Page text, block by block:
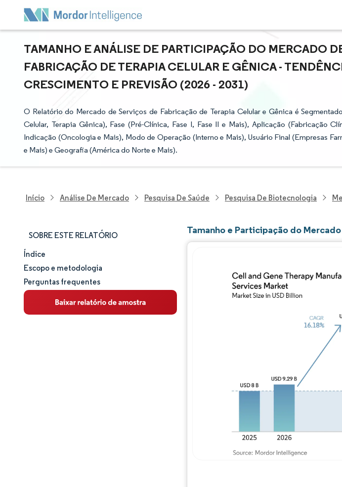
TAMANHO E ANÁLISE DE PARTICIPAÇÃO DO MERCADO
FABRICAÇÃO DE TERAPIA CELULAR E GÊNICA -
CRESCIMENTO E PREVISÃO (2026 - 2031)
O Relatório do Mercado de Serviços de Fabricação de Terapia Celular e Gênica é
Celular, Terapia Gênica), Fase (Pré-Clínica, Fase I, Fase II e Mais), Aplicação (Fabricação
Indicação (Oncologia e Mais), Modo de Operação (Interno e Mais), Usuário Final (Empresas
e Mais) e Geografia (América do Norte e Mais).
Início Análise De Mercado Pesquisa De Saúde Pesquisa De Biotecnologia
SOBRE ESTE RELATÓRIO
Tamanho e participação de mercado
Análise de mercado
Tendências e insights
Índice
Escopo e metodologia
Perguntas frequentes
Tamanho e Participação do
Imagem ©